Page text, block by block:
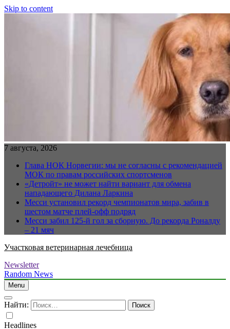
Skip to content
7 августа, 2026
Глава НОК Норвегии: мы не согласны с рекомендацией
МОК по правам российских спортсменов
«Детройт» не может найти вариант для обмена
нападающего Дилана Ларкина
Месси установил рекорд чемпионатов мира, забив в
шестом матче плей‑офф подряд
Месси забил 125-й гол за сборную. До рекорда Роналду
– 21 мяч
Участковая ветеринарная лечебница
Newsletter
Random News
Menu
Найти:
Headlines